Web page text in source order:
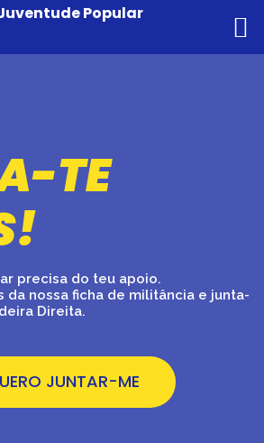
TE
precisa do teu apoio.
da nossa ficha de militância e junta-
Direita.
JUNTAR-ME